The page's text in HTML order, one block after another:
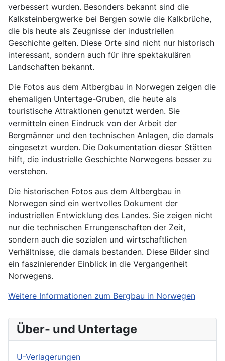
verbessert wurden. Besonders bekannt sind die
Kalksteinbergwerke bei Bergen sowie die Kalkbrüche,
die bis heute als Zeugnisse der industriellen
Geschichte gelten. Diese Orte sind nicht nur historisch
interessant, sondern auch für ihre spektakulären
Landschaften bekannt.
Die Fotos aus dem Altbergbau in Norwegen zeigen die
ehemaligen Untertage-Gruben, die heute als
touristische Attraktionen genutzt werden. Sie
vermitteln einen Eindruck von der Arbeit der
Bergmänner und den technischen Anlagen, die damals
eingesetzt wurden. Die Dokumentation dieser Stätten
hilft, die industrielle Geschichte Norwegens besser zu
verstehen.
Die historischen Fotos aus dem Altbergbau in
Norwegen sind ein wertvolles Dokument der
industriellen Entwicklung des Landes. Sie zeigen nicht
nur die technischen Errungenschaften der Zeit,
sondern auch die sozialen und wirtschaftlichen
Verhältnisse, die damals bestanden. Diese Bilder sind
ein faszinierender Einblick in die Vergangenheit
Norwegens.
Weitere Informationen zum Bergbau in Norwegen
Über- und Untertage
U-Verlagerungen